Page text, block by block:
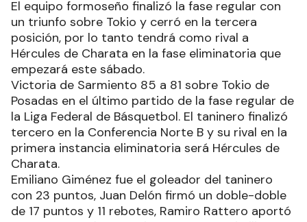
El equipo formoseño finalizó la fase regular con
un triunfo sobre Tokio y cerró en la tercera
posición, por lo tanto tendrá como rival a
Hércules de Charata en la fase eliminatoria que
empezará este sábado.
Victoria de Sarmiento 85 a 81 sobre Tokio de
Posadas en el último partido de la fase regular de
la Liga Federal de Básquetbol. El taninero finalizó
tercero en la Conferencia Norte B y su rival en la
primera instancia eliminatoria será Hércules de
Charata.
Emiliano Giménez fue el goleador del taninero
con 23 puntos, Juan Delón firmó un doble-doble
de 17 puntos y 11 rebotes, Ramiro Rattero aportó